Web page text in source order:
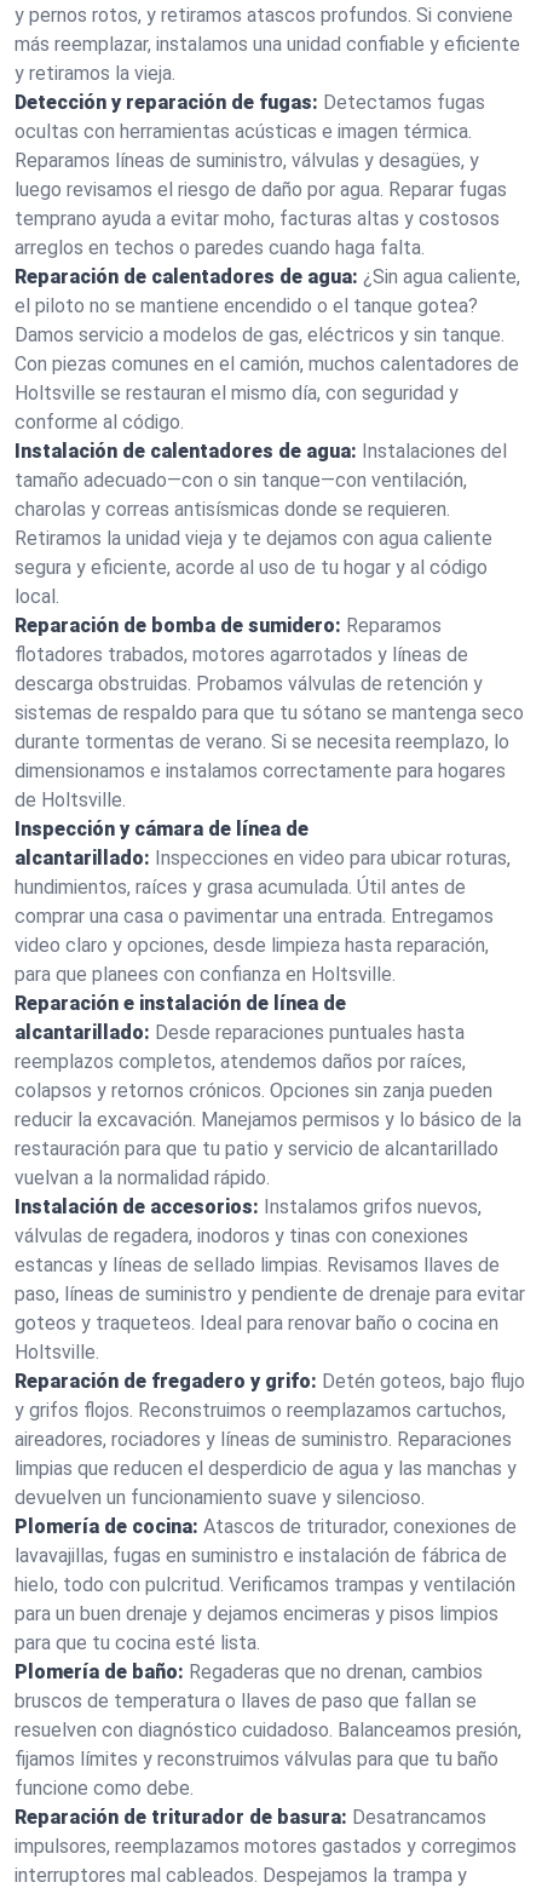
y pernos rotos, y retiramos atascos profundos. Si conviene
más reemplazar, instalamos una unidad confiable y eficiente
y retiramos la vieja.
Detección y reparación de fugas: Detectamos fugas
ocultas con herramientas acústicas e imagen térmica.
Reparamos líneas de suministro, válvulas y desagües, y
luego revisamos el riesgo de daño por agua. Reparar fugas
temprano ayuda a evitar moho, facturas altas y costosos
arreglos en techos o paredes cuando haga falta.
Reparación de calentadores de agua: ¿Sin agua caliente,
el piloto no se mantiene encendido o el tanque gotea?
Damos servicio a modelos de gas, eléctricos y sin tanque.
Con piezas comunes en el camión, muchos calentadores de
Holtsville se restauran el mismo día, con seguridad y
conforme al código.
Instalación de calentadores de agua: Instalaciones del
tamaño adecuado—con o sin tanque—con ventilación,
charolas y correas antisísmicas donde se requieren.
Retiramos la unidad vieja y te dejamos con agua caliente
segura y eficiente, acorde al uso de tu hogar y al código
local.
Reparación de bomba de sumidero: Reparamos
flotadores trabados, motores agarrotados y líneas de
descarga obstruidas. Probamos válvulas de retención y
sistemas de respaldo para que tu sótano se mantenga seco
durante tormentas de verano. Si se necesita reemplazo, lo
dimensionamos e instalamos correctamente para hogares
de Holtsville.
Inspección y cámara de línea de
alcantarillado: Inspecciones en video para ubicar roturas,
hundimientos, raíces y grasa acumulada. Útil antes de
comprar una casa o pavimentar una entrada. Entregamos
video claro y opciones, desde limpieza hasta reparación,
para que planees con confianza en Holtsville.
Reparación e instalación de línea de
alcantarillado: Desde reparaciones puntuales hasta
reemplazos completos, atendemos daños por raíces,
colapsos y retornos crónicos. Opciones sin zanja pueden
reducir la excavación. Manejamos permisos y lo básico de la
restauración para que tu patio y servicio de alcantarillado
vuelvan a la normalidad rápido.
Instalación de accesorios: Instalamos grifos nuevos,
válvulas de regadera, inodoros y tinas con conexiones
estancas y líneas de sellado limpias. Revisamos llaves de
paso, líneas de suministro y pendiente de drenaje para evitar
goteos y traqueteos. Ideal para renovar baño o cocina en
Holtsville.
Reparación de fregadero y grifo: Detén goteos, bajo flujo
y grifos flojos. Reconstruimos o reemplazamos cartuchos,
aireadores, rociadores y líneas de suministro. Reparaciones
limpias que reducen el desperdicio de agua y las manchas y
devuelven un funcionamiento suave y silencioso.
Plomería de cocina: Atascos de triturador, conexiones de
lavavajillas, fugas en suministro e instalación de fábrica de
hielo, todo con pulcritud. Verificamos trampas y ventilación
para un buen drenaje y dejamos encimeras y pisos limpios
para que tu cocina esté lista.
Plomería de baño: Regaderas que no drenan, cambios
bruscos de temperatura o llaves de paso que fallan se
resuelven con diagnóstico cuidadoso. Balanceamos presión,
fijamos límites y reconstruimos válvulas para que tu baño
funcione como debe.
Reparación de triturador de basura: Desatrancamos
impulsores, reemplazamos motores gastados y corregimos
interruptores mal cableados. Despejamos la trampa y